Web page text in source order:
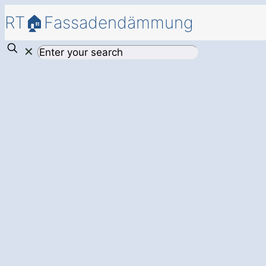
RT🏠Fassadendämmung
✕